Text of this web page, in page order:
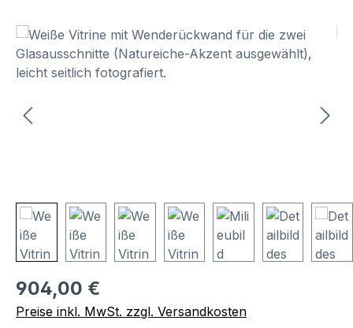
Bildergalerie überspringen
Regulärer Preis:
904,00 €
Preise inkl. MwSt. zzgl. Versandkosten